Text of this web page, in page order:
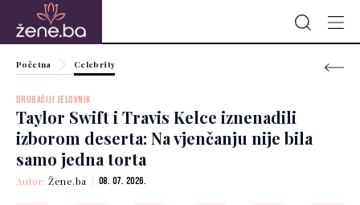
Početna Celebrity
DRUGAČIJI JELOVNIK
Taylor Swift i Travis Kelce iznenadili
izborom deserta: Na vjenčanju nije bila
samo jedna torta
Autor:Žene.ba 08. 07. 2026.